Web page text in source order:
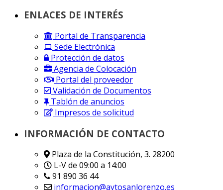
ENLACES DE INTERÉS
Portal de Transparencia
Sede Electrónica
Protección de datos
Agencia de Colocación
Portal del proveedor
Validación de Documentos
Tablón de anuncios
Impresos de solicitud
INFORMACIÓN DE CONTACTO
Plaza de la Constitución, 3. 28200
L-V de 09:00 a 14:00
91 890 36 44
informacion@aytosanlorenzo.es